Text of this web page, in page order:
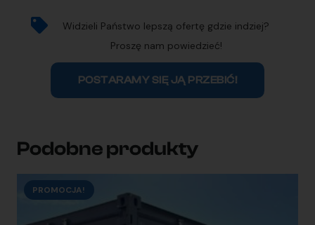
Widzieli Państwo lepszą ofertę gdzie indziej?
Proszę nam powiedzieć!
POSTARAMY SIĘ JĄ PRZEBIĆ!
Podobne produkty
PROMOCJA!